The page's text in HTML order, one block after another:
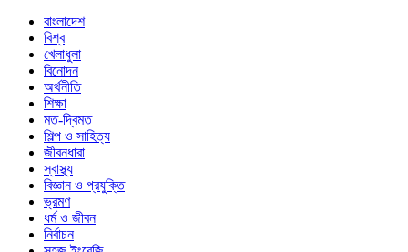
বাংলাদেশ
বিশ্ব
খেলাধুলা
বিনোদন
অর্থনীতি
শিক্ষা
মত-দ্বিমত
শিল্প ও সাহিত্য
জীবনধারা
স্বাস্থ্য
বিজ্ঞান ও প্রযুক্তি
ভ্রমণ
ধর্ম ও জীবন
নির্বাচন